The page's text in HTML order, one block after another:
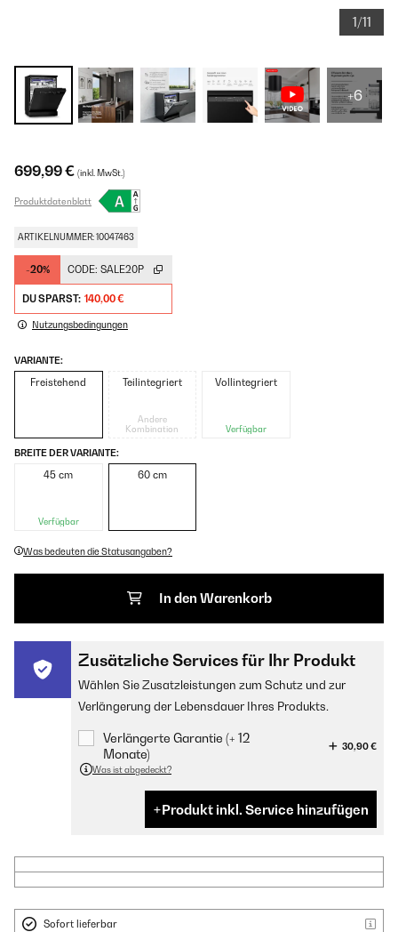
1/11
+6
699,99 € (inkl. MwSt.)
Produktdatenblatt
ARTIKELNUMMER: 10047463
-20% CODE: SALE20P
DU SPARST: 140,00 €
Nutzungsbedingungen
VARIANTE:
Freistehend Teilintegriert
Andere
Kombination
Vollintegriert
Verfügbar
BREITE DER VARIANTE:
45 cm
Verfügbar
60 cm
Was bedeuten die Statusangaben?
In den Warenkorb
Zusätzliche Services für Ihr Produkt
Wählen Sie Zusatzleistungen zum Schutz und zur
Verlängerung der Lebensdauer Ihres Produkts.
Verlängerte Garantie (+ 12
Monate)
30,90 €
Was ist abgedeckt?
Produkt inkl. Service hinzufügen
Sofort lieferbar